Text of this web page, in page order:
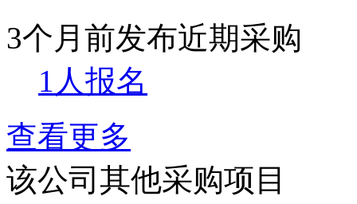
3个月前发布近期采购
1人报名
查看更多
该公司其他采购项目